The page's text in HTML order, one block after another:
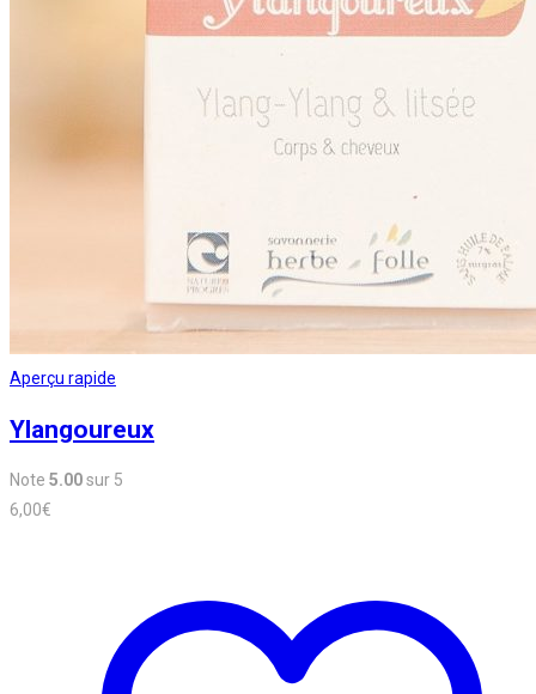
Aperçu rapide
Ylangoureux
Note 5.00sur 5
6,00€